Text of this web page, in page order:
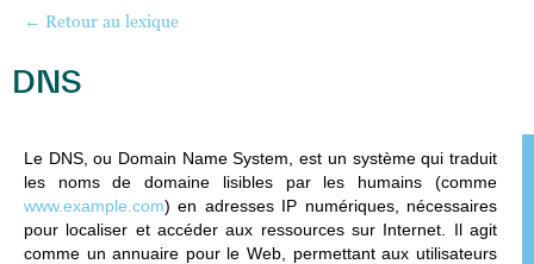
← Retour au lexique
DNS
Le DNS, ou Domain Name System , est un système qui traduit
les noms de domaine lisibles par les humains (comme
www.example.com) en adresses IP numériques, nécessaires
pour localiser et accéder aux ressources sur Internet. Il agit
comme un annuaire pour le Web, permettant aux utilisateurs